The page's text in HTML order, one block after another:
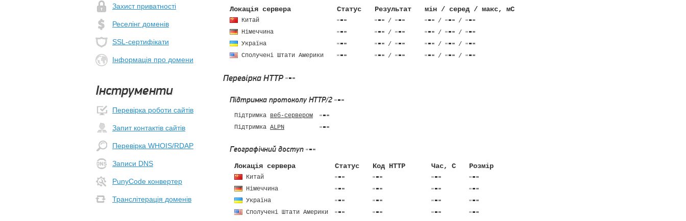
Захист приватності
Реселінг доменів
SSL-сертифікати
Інформація про домени
Інструменти
Перевірка роботи сайтів
Запит контактів сайтів
Перевірка WHOIS/RDAP
Записи DNS
PunyCode конвертер
Транслітерація доменів
Локація сервера Статус Результат мін / серед / макс, мС
Китай / /
/
Німеччина
/ /
/
Україна
/ /
/
Сполучені Штати Америки
/ / /
Перевірка HTTP
Підтримка протоколу HTTP/2
Підтримка веб-сервером
Підтримка ALPN
Географічний доступ
Локація сервера Статус Код HTTP Час, C Розмір
Китай
Німеччина
Україна
Сполучені Штати Америки